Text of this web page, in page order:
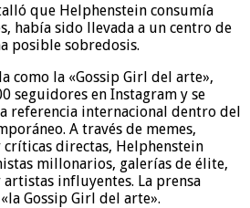
que Helphenstein consumía
había sido llevada a un centro de
posible sobredosis.
como la «Gossip Girl del arte»,
seguidores en Instagram y se
referencia internacional dentro del
A través de memes,
directas, Helphenstein
millonarios, galerías de élite,
influyentes. La prensa
Gossip Girl del arte».